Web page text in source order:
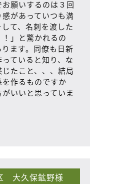
願いするのは３回
があっていつも満
て、名刺を渡した
」と驚かれるの
ます。同僚も日新
ていると知り、な
たこと、、、結局
作るものですか
いいと思っていま
大久保鉱野様